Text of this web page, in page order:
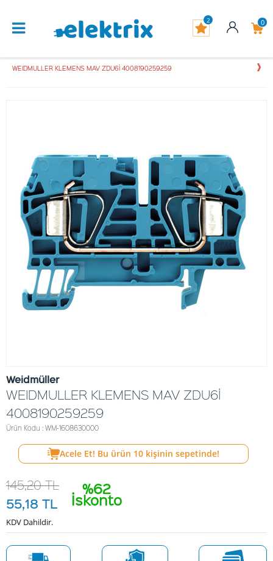
0
2
WEIDMULLER KLEMENS MAV ZDU6İ 4008190259259
Weidmüller
WEIDMULLER KLEMENS MAV ZDU6İ
4008190259259
Ürün Kodu : WM-1608630000
Acele Et! Bu ürün 10 kişinin sepetinde!
%62
İskonto
145,20TL
55,18 TL
KDV Dahildir.